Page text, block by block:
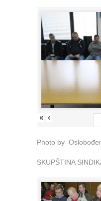
« ‹
Photo by
SKUPŠTINA